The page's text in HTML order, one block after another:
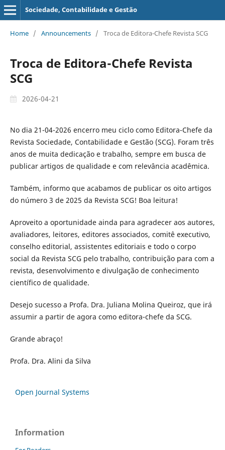
Sociedade, Contabilidade e Gestão
Home / Announcements / Troca de Editora-Chefe Revista SCG
Troca de Editora-Chefe Revista
SCG
2026-04-21
No dia 21-04-2026 encerro meu ciclo como Editora-Chefe da
Revista Sociedade, Contabilidade e Gestão (SCG). Foram três
anos de muita dedicação e trabalho, sempre em busca de
publicar artigos de qualidade e com relevância acadêmica.
Também, informo que acabamos de publicar os oito artigos
do número 3 de 2025 da Revista SCG! Boa leitura!
Aproveito a oportunidade ainda para agradecer aos autores,
avaliadores, leitores, editores associados, comitê executivo,
conselho editorial, assistentes editoriais e todo o corpo
social da Revista SCG pelo trabalho, contribuição para com a
revista, desenvolvimento e divulgação de conhecimento
científico de qualidade.
Desejo sucesso a Profa. Dra. Juliana Molina Queiroz, que irá
assumir a partir de agora como editora-chefe da SCG.
Grande abraço!
Profa. Dra. Alini da Silva
Open Journal Systems
Information